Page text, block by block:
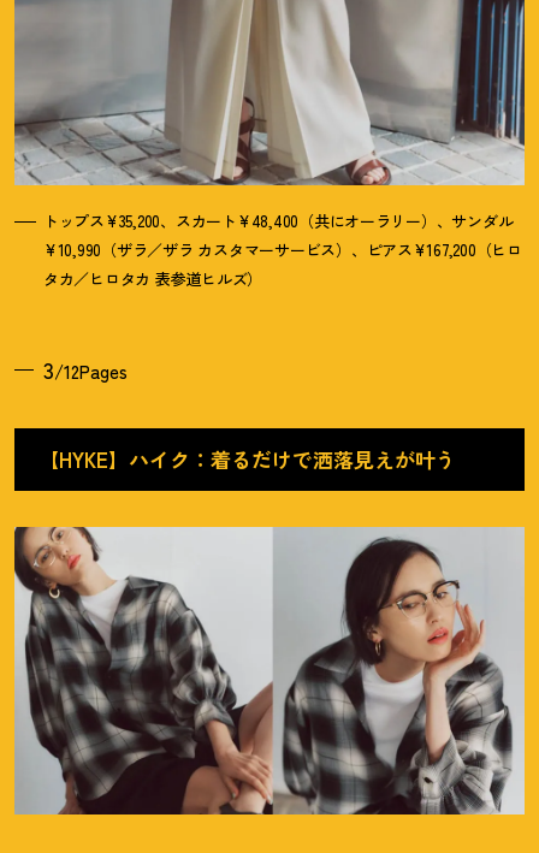
トップス¥35,200、スカート¥48,400（共にオーラリー）、サンダル
¥10,990（ザラ／ザラ カスタマーサービス）、ピアス¥167,200（ヒロ
タカ／ヒロタカ 表参道ヒルズ）
3/12Pages
【HYKE】ハイク：着るだけで洒落見えが叶う